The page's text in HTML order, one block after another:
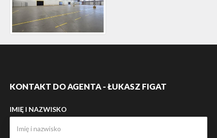
KONTAKT DO AGENTA - ŁUKASZ FIGAT
IMIĘ I NAZWISKO